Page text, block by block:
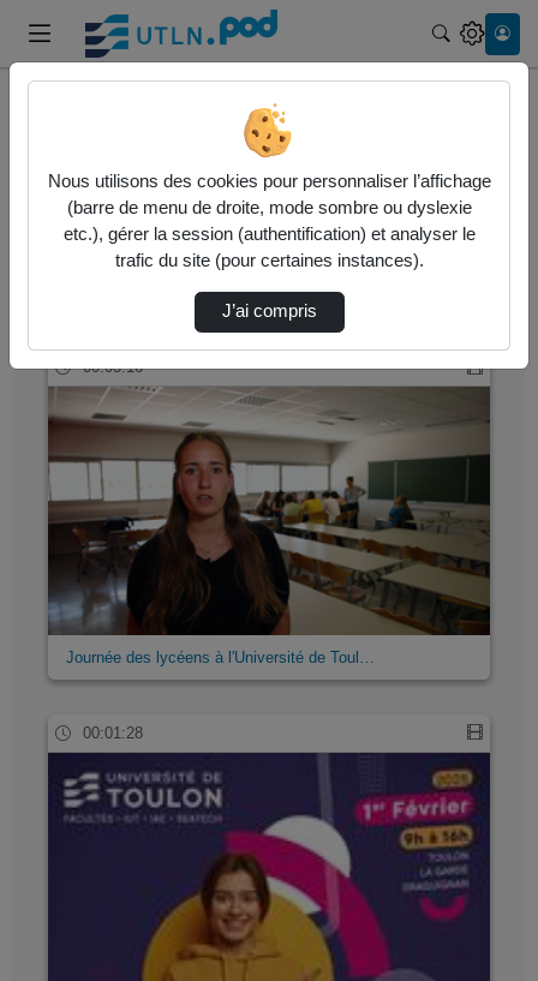
43 vidéos trouvées
Audio Vidéo Statistiques de vues
00:03:16
Journée des lycéens à l'Université de Toul…
00:01:28
Nous utilisons des cookies pour personnaliser l’affichage
(barre de menu de droite, mode sombre ou dyslexie
etc.), gérer la session (authentification) et analyser le
trafic du site (pour certaines instances).
J’ai compris